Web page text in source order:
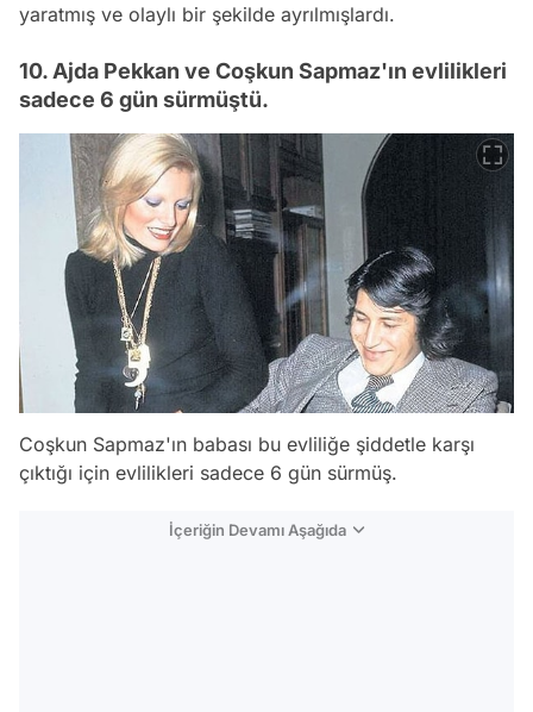
yaratmış ve olaylı bir şekilde ayrılmışlardı.
10. Ajda Pekkan ve Coşkun Sapmaz'ın evlilikleri
sadece 6 gün sürmüştü.
Coşkun Sapmaz'ın babası bu evliliğe şiddetle karşı
çıktığı için evlilikleri sadece 6 gün sürmüş.
İçeriğin Devamı Aşağıda